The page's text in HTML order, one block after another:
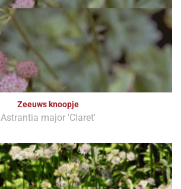
Zeeuws knoopje
Astrantia major 'Claret'